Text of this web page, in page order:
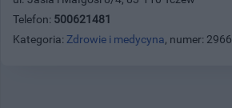
Telefon: 500621481
Kategoria: Zdrowie i medycyna, numer: 2966